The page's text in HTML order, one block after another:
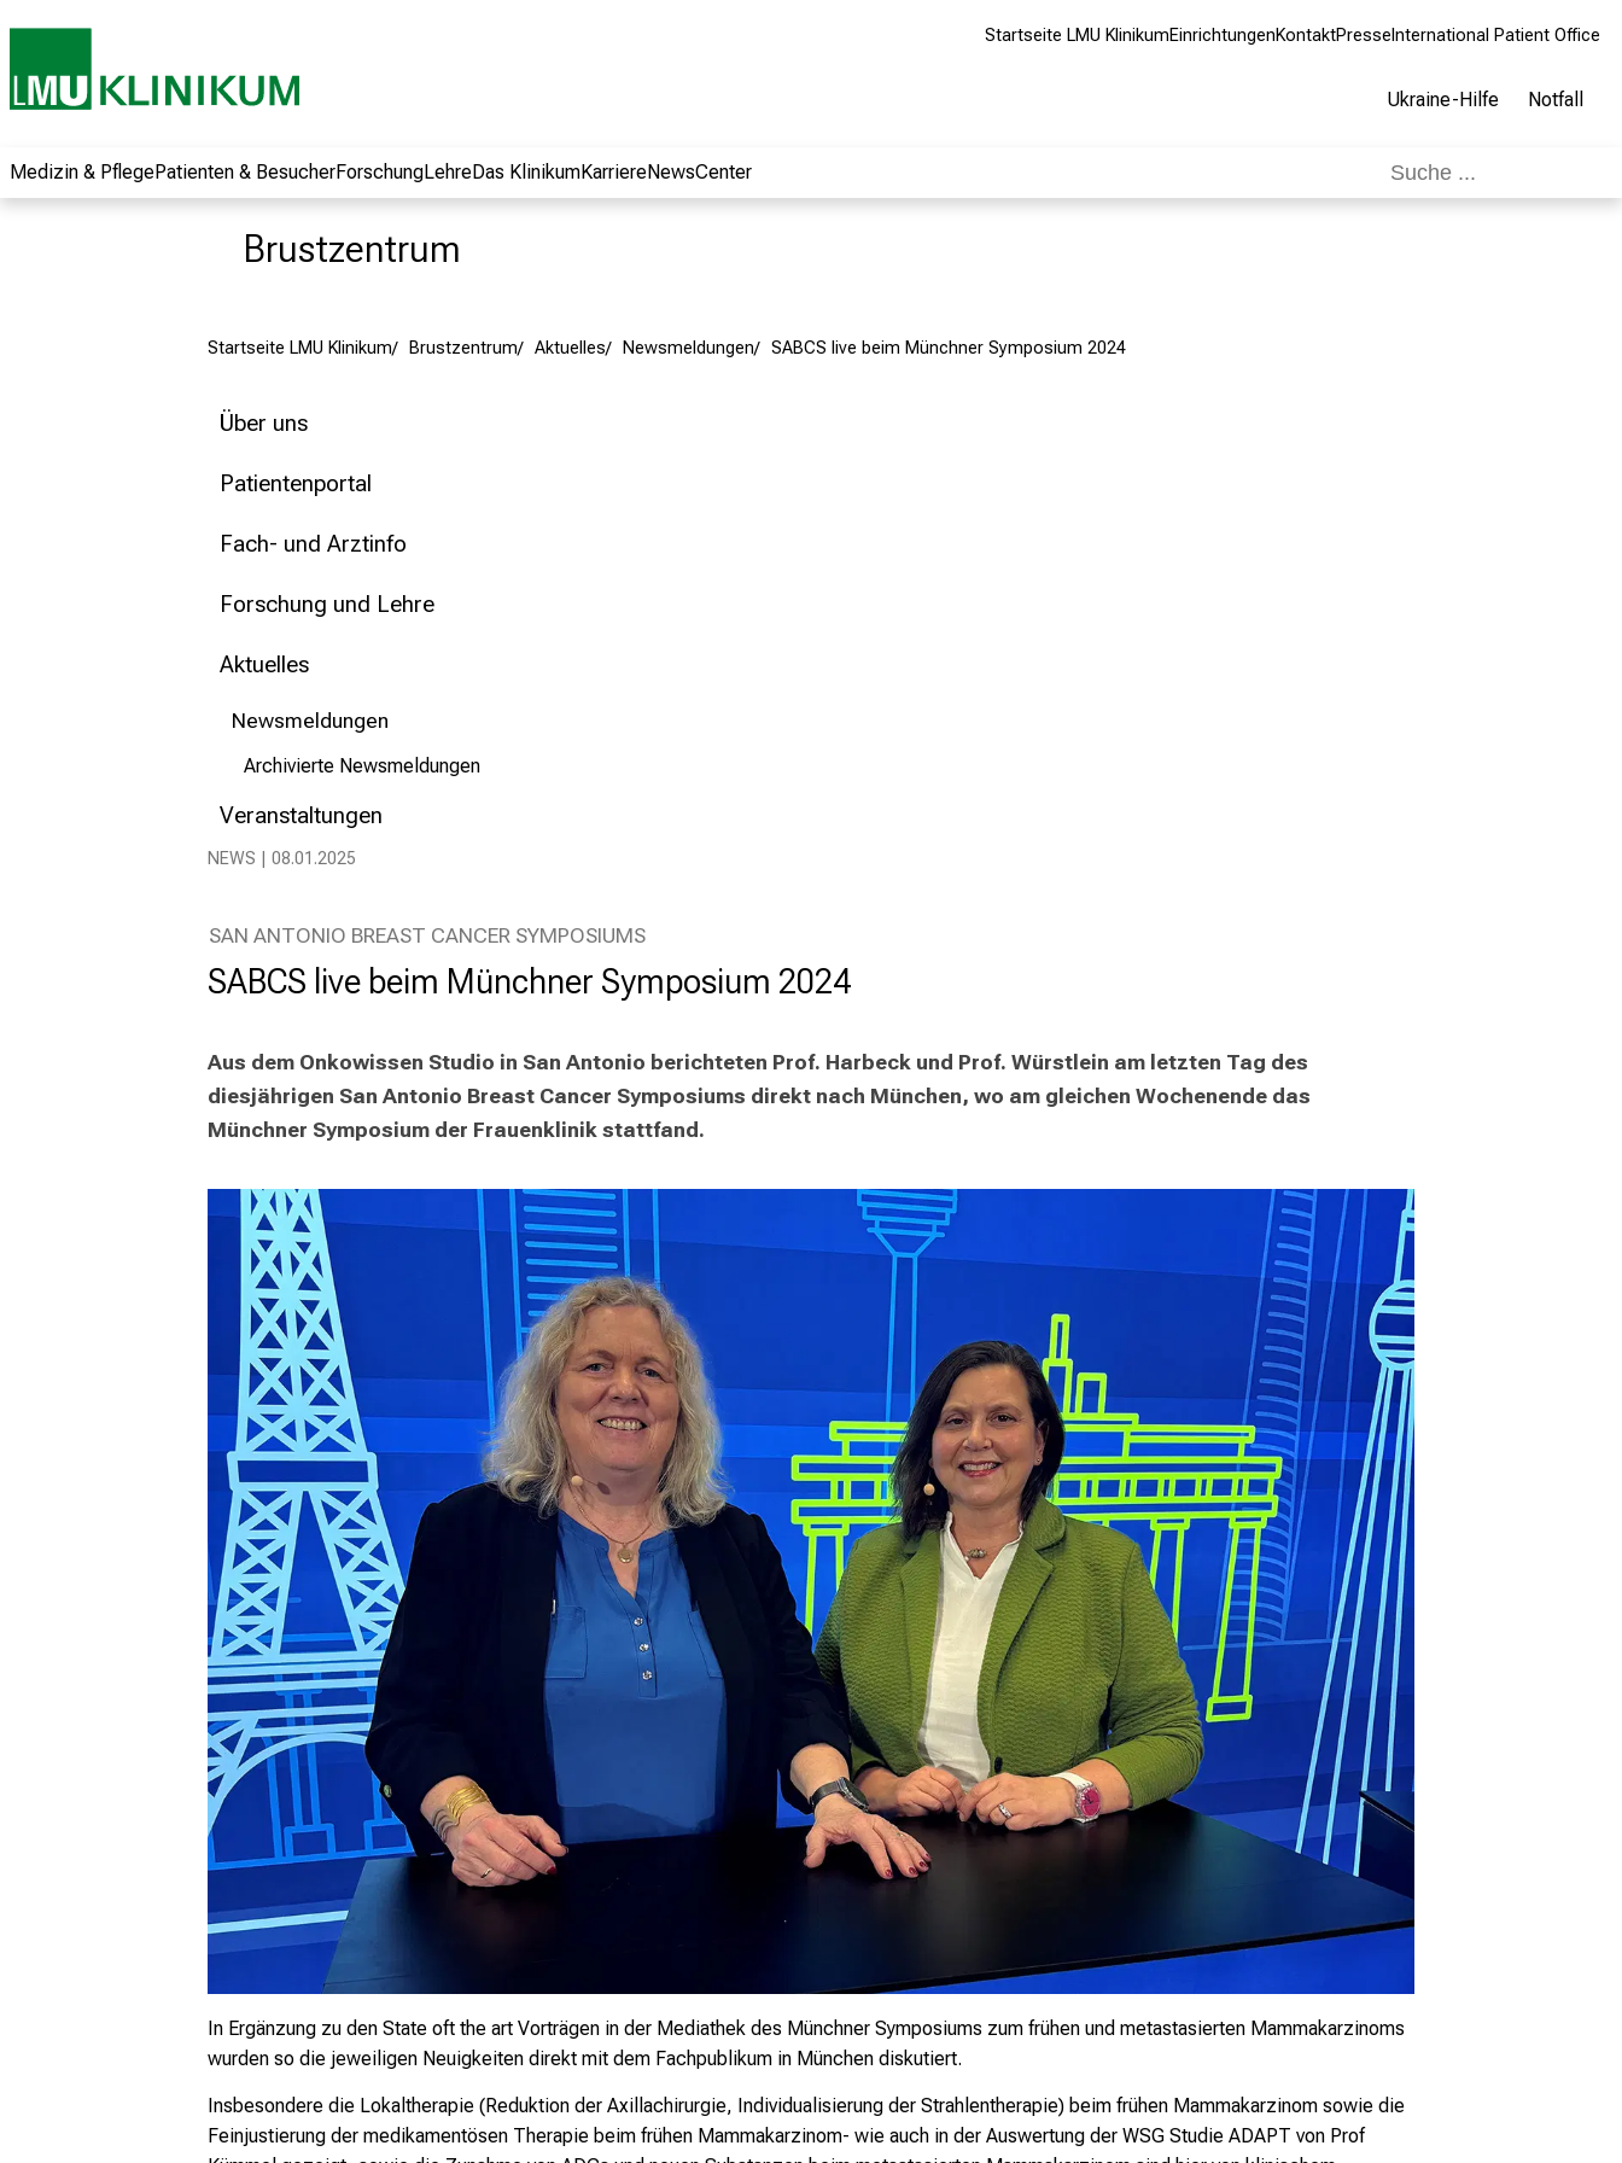
Startseite LMU KlinikumEinrichtungenKontaktPresse International Patient Office
Ukraine-Hilfe Notfall
Medizin & PflegePatienten & BesucherForschungLehreDas KlinikumKarriereNewsCenter
Brustzentrum
Startseite LMU Klinikum Brustzentrum Aktuelles Newsmeldungen SABCS live beim Münchner Symposium 2024
Über uns
Patientenportal
Fach- und Arztinfo
Forschung und Lehre
Aktuelles
Newsmeldungen
Archivierte Newsmeldungen
Veranstaltungen
NEWS | 08.01.2025
SAN ANTONIO BREAST CANCER SYMPOSIUMS
SABCS live beim Münchner Symposium 2024
Aus dem Onkowissen Studio in San Antonio berichteten Prof. Harbeck und Prof. Würstlein am letzten Tag des
diesjährigen San Antonio Breast Cancer Symposiums direkt nach München, wo am gleichen Wochenende das
Münchner Symposium der Frauenklinik stattfand.
In Ergänzung zu den State oft the art Vorträgen in der Mediathek des Münchner Symposiums zum frühen und metastasierten Mammakarzinoms
wurden so die jeweiligen Neuigkeiten direkt mit dem Fachpublikum in München diskutiert.
Insbesondere die Lokaltherapie (Reduktion der Axillachirurgie, Individualisierung der Strahlentherapie) beim frühen Mammakarzinom sowie die
Feinjustierung der medikamentösen Therapie beim frühen Mammakarzinom- wie auch in der Auswertung der WSG Studie ADAPT von Prof
Informationen zu
Jobs, Ausbildungen
Weiterbildungen.
Kommen Sie
begeistern – ganz
ohne Anmeldung.
mehr Informationen